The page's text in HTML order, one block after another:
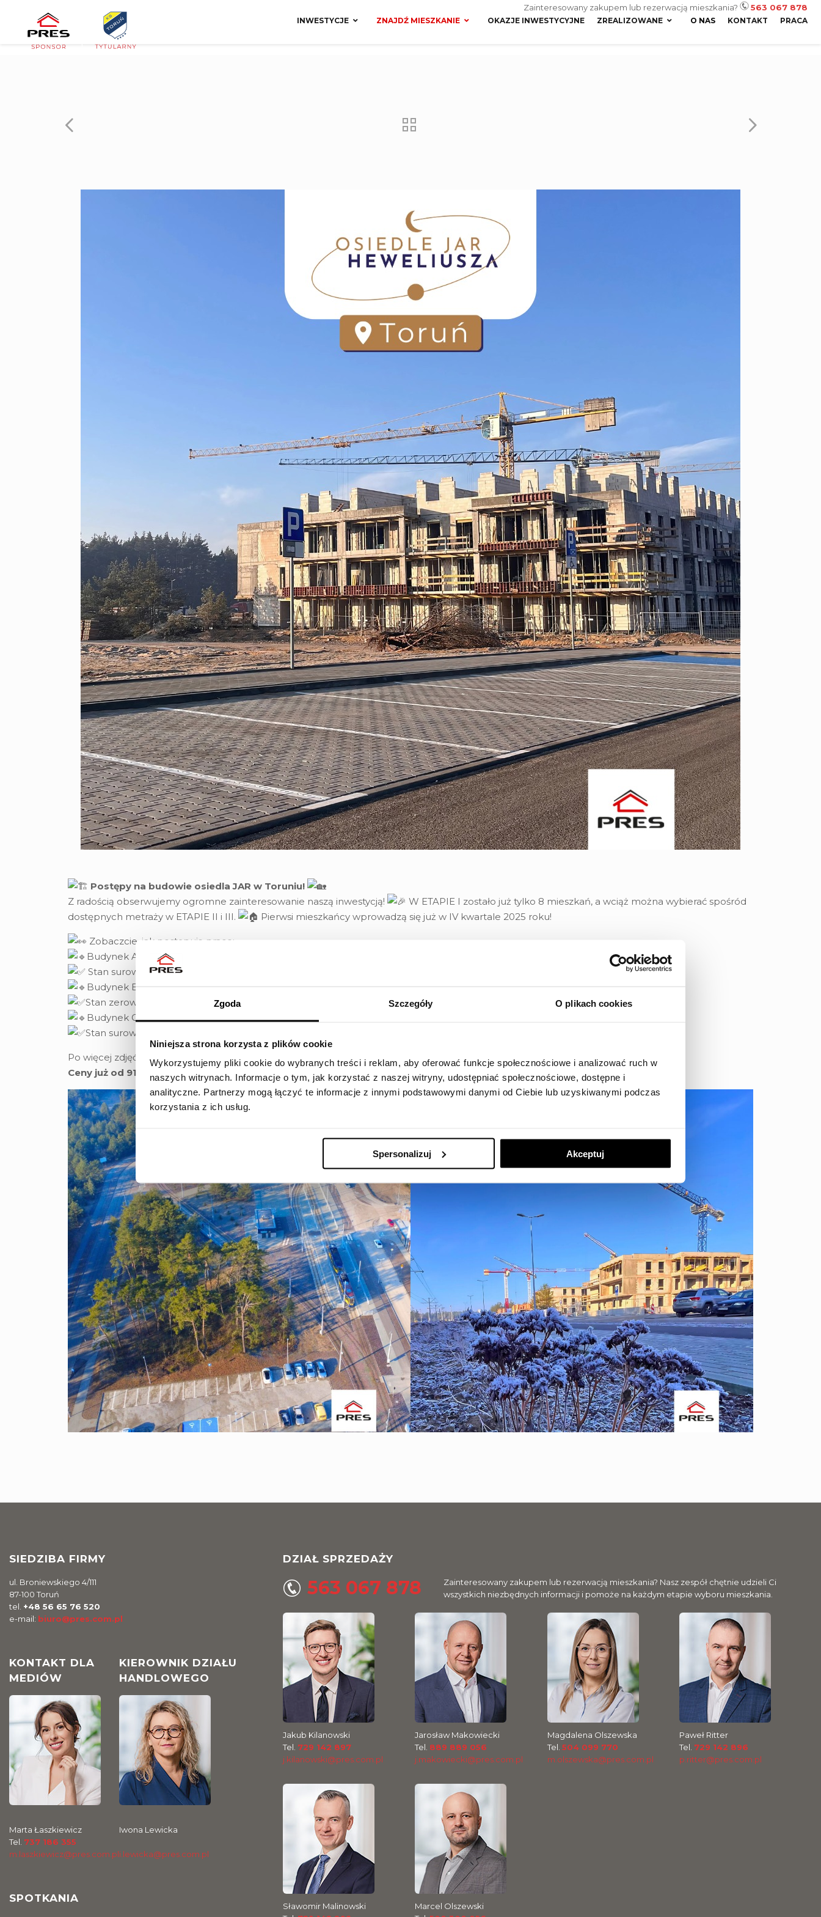
Zgoda Szczegóły O plikach cookies
Niniejsza strona korzysta z plików cookie
Wykorzystujemy pliki cookie do wybranych treści i reklam, aby oferować funkcje społecznościowe i analizować ruch w
naszych witrynach. Informacje o tym, jak korzystać z naszej witryny, udostępniać społecznościowe, dostępne i
analityczne. Partnerzy mogą łączyć te informacje z innymi podstawowymi danymi od Ciebie lub uzyskiwanymi podczas
korzystania z ich usług.
Spersonalizuj Akceptuj
Zainteresowany zakupem lub rezerwacją mieszkania? 563 067 878
INWESTYCJE ZNAJDŹ MIESZKANIE OKAZJE INWESTYCYJNE ZREALIZOWANE O NAS KONTAKT PRACA
Postępy na budowie osiedla JAR w Toruniu!
Z radością obserwujemy ogromne zainteresowanie naszą inwestycją!
W ETAPIE I zostało już tylko 8 mieszkań, a wciąż można wybierać spośród
dostępnych metraży w ETAPIE II i III.
Pierwsi mieszkańcy wprowadzą się już w IV kwartale 2025 roku!
Zobaczcie, jak postępują prace:
Budynek A
Stan surowy zakończony
Budynek B
Stan zerowy zakończony
Budynek C
Stan surowy bliski ukończenia – do połowy marca
Po więcej zdjęć z budowy zapraszamy na naszegofacebook’a
Ceny już od 9100 zł/m²! Nie czekaj – skontaktuj się z naszymi doradcami i znajdź swoje wymarzone mieszkanie! 563 067 878
SIEDZIBA FIRMY
ul. Broniewskiego 4/111
87-100 Toruń
tel. +48 56 65 76 520
e-mail: biuro@pres.com.pl
KONTAKT DLA
MEDIÓW
Marta Łaszkiewicz
Tel. 737 186 355
m.laszkiewicz@pres.com.pl
KIEROWNIK DZIAŁU
HANDLOWEGO
Iwona Lewicka
i.lewicka@pres.com.pl
SPOTKANIA
DZIAŁ SPRZEDAŻY
563 067 878
Zainteresowany zakupem lub rezerwacją mieszkania? Nasz zespół chętnie udzieli Ci
wszystkich niezbędnych informacji i pomoże na każdym etapie wyboru mieszkania.
Jakub Kilanowski
Tel. 729 142 897
j.kilanowski@pres.com.pl
Jarosław Makowiecki
Tel. 889 889 056
j.makowiecki@pres.com.pl
Magdalena Olszewska
Tel. 504 099 770
m.olszewska@pres.com.pl
Paweł Ritter
Tel. 729 142 896
p.ritter@pres.com.pl
Sławomir Malinowski
Marcel Olszewski